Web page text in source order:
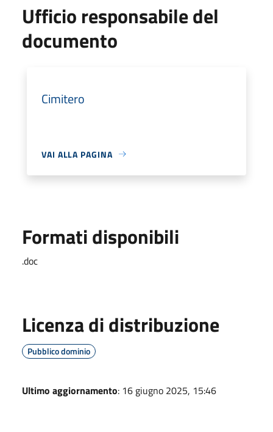
Ufficio responsabile del
documento
Cimitero
VAI ALLA PAGINA
Formati disponibili
.doc
Licenza di distribuzione
Pubblico dominio
Ultimo aggiornamento: 16 giugno 2025, 15:46